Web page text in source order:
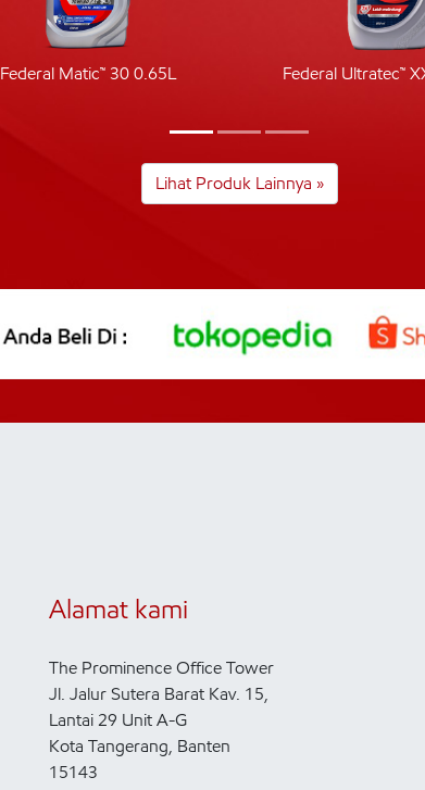
Federal Matic™ 30 0.65L Federal Ultratec™
Lihat Produk Lainnya »
Alamat kami
The Prominence Office Tower
Jl. Jalur Sutera Barat Kav. 15,
Lantai 29 Unit A-G
Kota Tangerang, Banten
15143